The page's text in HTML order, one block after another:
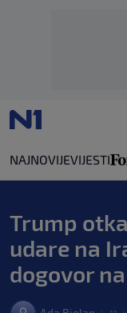
NAJNOVIJEVIJESTI
Trump
udare na
dogovor